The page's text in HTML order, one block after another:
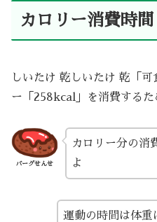
カロリー消費時間
しいたけ 乾しいたけ 乾「
ー「258kcal」を消費するた
バーグせんせ
カロリー分の消
よ
運動の時間は体重